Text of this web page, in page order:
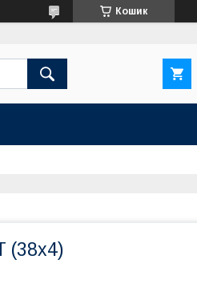
Кошик
(38х4)